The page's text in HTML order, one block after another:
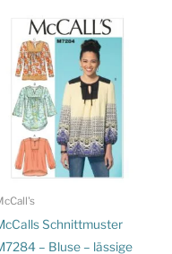
Schnittmuster
– Bluse – lässige